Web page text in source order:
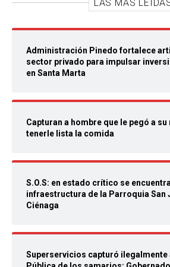
LAS MÁS
Administración Pinedo fortalece
sector privado para impulsar
en Santa Marta
Capturan a hombre que le pegó a
tenerle lista la comida
S.O.S: en estado crítico se
infraestructura de la Parroquia San
Ciénaga
Superservicios capturó ilegalmente